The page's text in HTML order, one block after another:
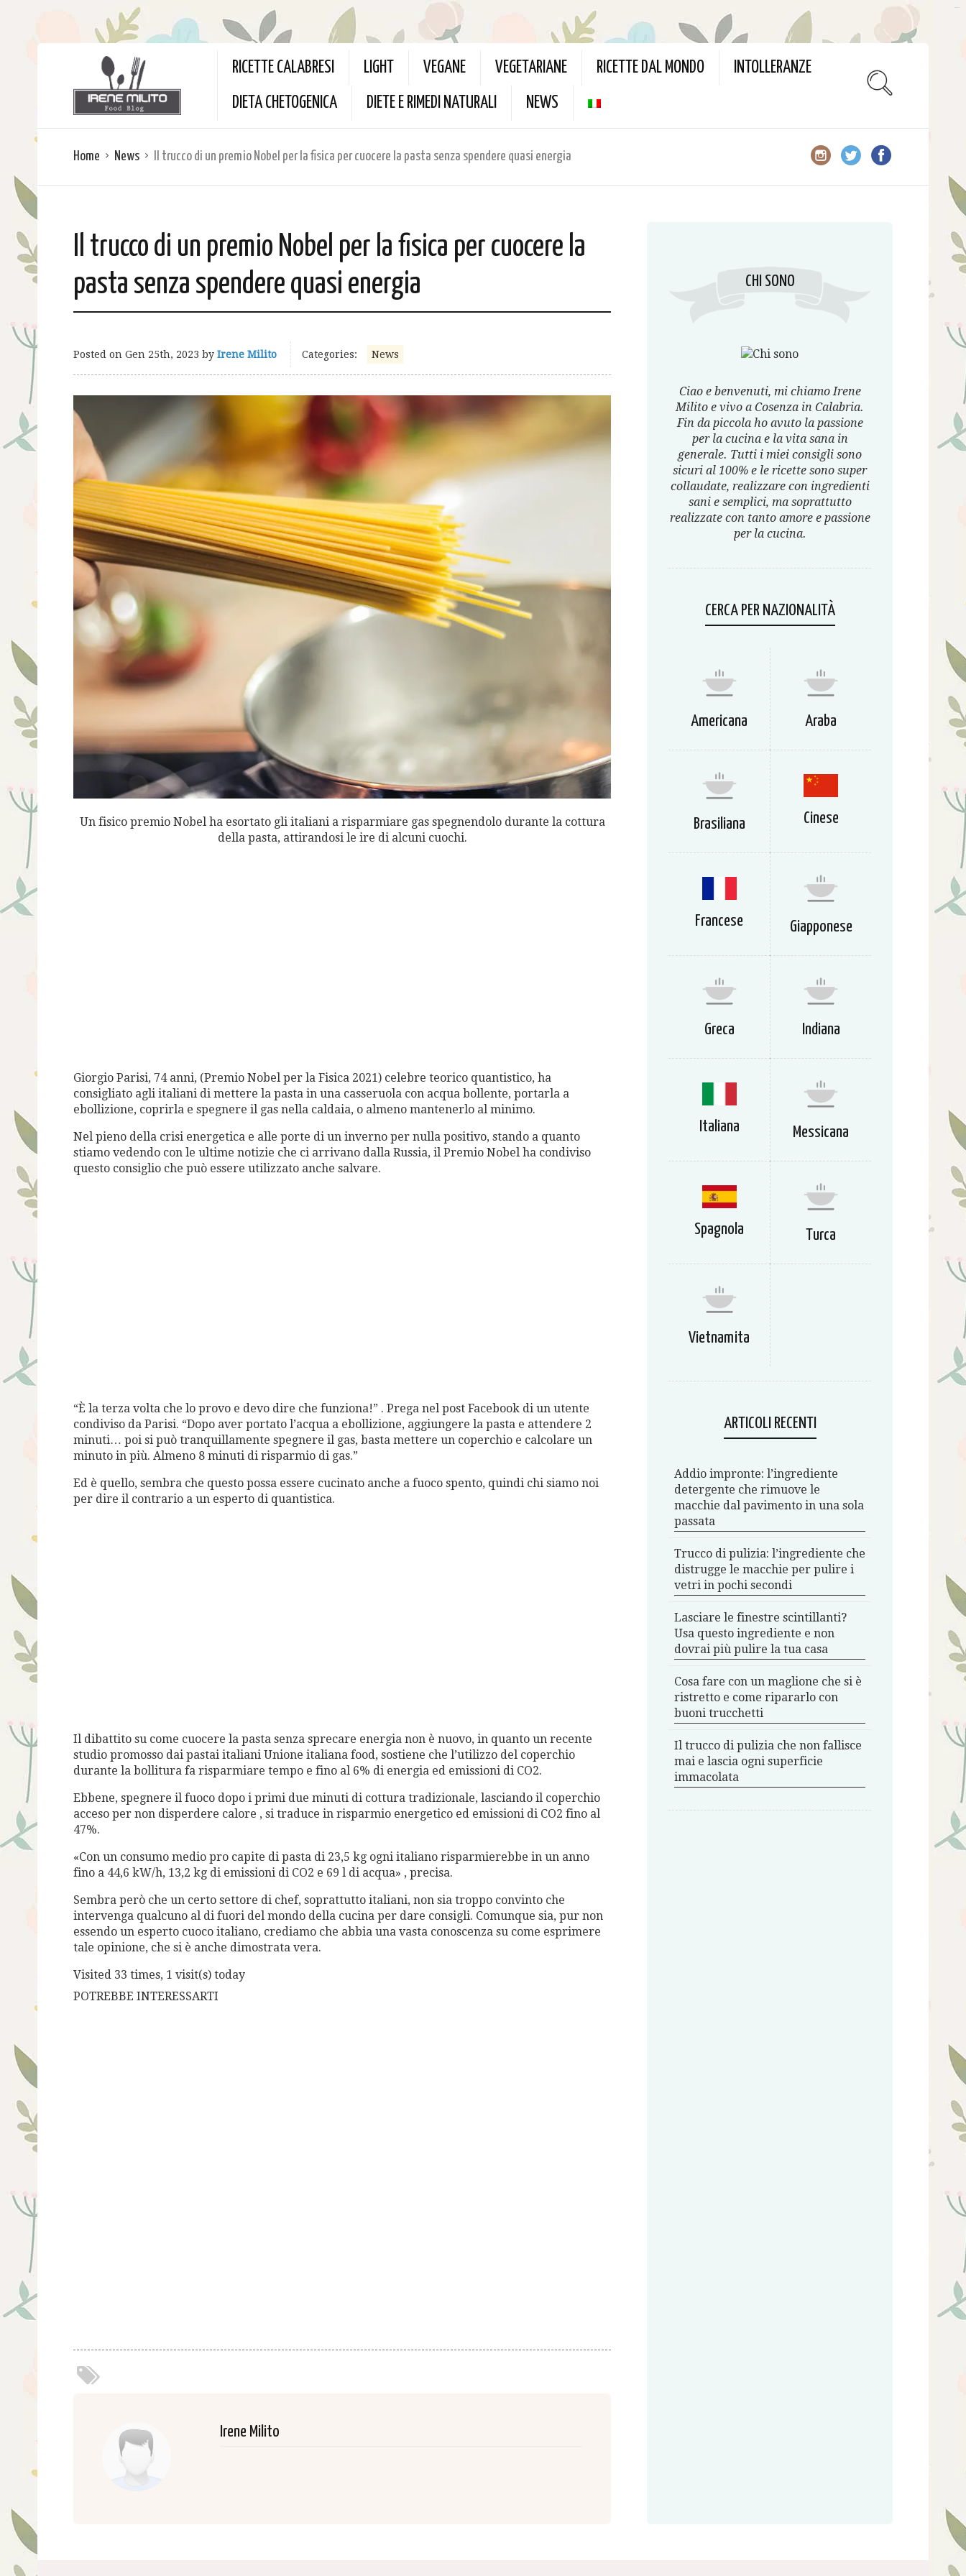
RICETTE CALABRESI LIGHT VEGANE VEGETARIANE RICETTE DAL MONDO INTOLLERANZE
DIETA CHETOGENICA DIETE E RIMEDI NATURALI NEWS
Home News Il trucco di un premio Nobel per la fisica per cuocere la pasta senza spendere quasi energia
Il trucco di un premio Nobel per la fisica per cuocere la
pasta senza spendere quasi energia
Posted on Gen 25th, 2023 by Irene Milito Categories: News
Un fisico premio Nobel ha esortato gli italiani a risparmiare gas spegnendolo durante la cottura
della pasta, attirandosi le ire di alcuni cuochi.
Giorgio Parisi, 74 anni, (Premio Nobel per la Fisica 2021) celebre teorico quantistico, ha
consigliato agli italiani di mettere la pasta in una casseruola con acqua bollente, portarla a
ebollizione, coprirla e spegnere il gas nella caldaia, o almeno mantenerlo al minimo.
Nel pieno della crisi energetica e alle porte di un inverno per nulla positivo, stando a quanto
stiamo vedendo con le ultime notizie che ci arrivano dalla Russia, il Premio Nobel ha condiviso
questo consiglio che può essere utilizzato anche salvare.
“È la terza volta che lo provo e devo dire che funziona!” . Prega nel post Facebook di un utente
condiviso da Parisi. “Dopo aver portato l’acqua a ebollizione, aggiungere la pasta e attendere 2
minuti… poi si può tranquillamente spegnere il gas, basta mettere un coperchio e calcolare un
minuto in più. Almeno 8 minuti di risparmio di gas.”
Ed è quello, sembra che questo possa essere cucinato anche a fuoco spento, quindi chi siamo noi
per dire il contrario a un esperto di quantistica.
Il dibattito su come cuocere la pasta senza sprecare energia non è nuovo, in quanto un recente
studio promosso dai pastai italiani Unione italiana food, sostiene che l’utilizzo del coperchio
durante la bollitura fa risparmiare tempo e fino al 6% di energia ed emissioni di CO2.
Ebbene, spegnere il fuoco dopo i primi due minuti di cottura tradizionale, lasciando il coperchio
acceso per non disperdere calore , si traduce in risparmio energetico ed emissioni di CO2 fino al
47%.
«Con un consumo medio pro capite di pasta di 23,5 kg ogni italiano risparmierebbe in un anno
fino a 44,6 kW/h, 13,2 kg di emissioni di CO2 e 69 l di acqua» , precisa.
Sembra però che un certo settore di chef, soprattutto italiani, non sia troppo convinto che
intervenga qualcuno al di fuori del mondo della cucina per dare consigli. Comunque sia, pur non
essendo un esperto cuoco italiano, crediamo che abbia una vasta conoscenza su come esprimere
tale opinione, che si è anche dimostrata vera.
Visited 33 times, 1 visit(s) today
POTREBBE INTERESSARTI
Irene Milito
CHI SONO
Ciao e benvenuti, mi chiamo Irene
Milito e vivo a Cosenza in Calabria.
Fin da piccola ho avuto la passione
per la cucina e la vita sana in
generale. Tutti i miei consigli sono
sicuri al 100% e le ricette sono super
collaudate, realizzare con ingredienti
sani e semplici, ma soprattutto
realizzate con tanto amore e passione
per la cucina.
CERCA PER NAZIONALITÀ
Americana Araba
Brasiliana Cinese
Francese Giapponese
Greca Indiana
Italiana Messicana
Spagnola Turca
Vietnamita
ARTICOLI RECENTI
Addio impronte: l’ingrediente
detergente che rimuove le
macchie dal pavimento in una sola
passata
Trucco di pulizia: l’ingrediente che
distrugge le macchie per pulire i
vetri in pochi secondi
Lasciare le finestre scintillanti?
Usa questo ingrediente e non
dovrai più pulire la tua casa
Cosa fare con un maglione che si è
ristretto e come ripararlo con
buoni trucchetti
Il trucco di pulizia che non fallisce
mai e lascia ogni superficie
immacolata